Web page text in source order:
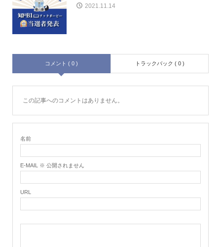
2021.11.14
コメント ( 0 ) トラックバック ( 0 )
この記事へのコメントはありません。
名前
E-MAIL ※ 公開されません
URL